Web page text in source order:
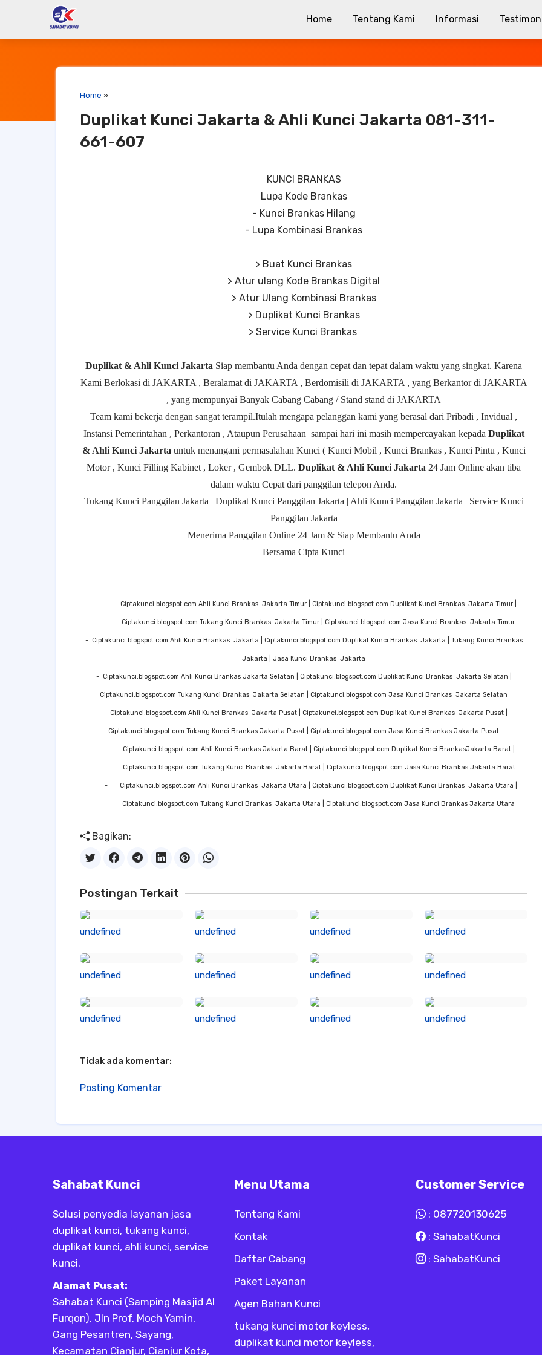
Home Tentang Kami Informasi
Home »
Duplikat Kunci Jakarta & Ahli Kunci Jakarta 081-311-
661-607
KUNCI BRANKAS
Lupa Kode Brankas
- Kunci Brankas Hilang
- Lupa Kombinasi Brankas
> Buat Kunci Brankas
> Atur ulang Kode Brankas Digital
> Atur Ulang Kombinasi Brankas
> Duplikat Kunci Brankas
> Service Kunci Brankas
Duplikat & Ahli Kunci Jakarta Siap membantu Anda dengan cepat dan tepat dalam waktu yang singkat. Karena
Kami Berlokasi di JAKARTA , Beralamat di JAKARTA , Berdomisili di JAKARTA , yang Berkantor di JAKARTA
, yang mempunyai Banyak Cabang Cabang / Stand stand di JAKARTA
Team kami bekerja dengan sangat terampil.Itulah mengapa pelanggan kami yang berasal dari Pribadi , Invidual ,
Instansi Pemerintahan , Perkantoran , Ataupun Perusahaan sampai hari ini masih mempercayakan kepada Duplikat
& Ahli Kunci Jakarta untuk menangani permasalahan Kunci ( Kunci Mobil , Kunci Brankas , Kunci Pintu , Kunci
Motor , Kunci Filling Kabinet , Loker , Gembok DLL. Duplikat & Ahli Kunci Jakarta 24 Jam Online akan tiba
dalam waktu Cepat dari panggilan telepon Anda.
Tukang Kunci Panggilan Jakarta | Duplikat Kunci Panggilan Jakarta | Ahli Kunci Panggilan Jakarta | Service Kunci
Panggilan Jakarta
Menerima Panggilan Online 24 Jam & Siap Membantu Anda
Bersama Cipta Kunci
- Ciptakunci.blogspot.com Ahli Kunci Brankas Jakarta Timur | Ciptakunci.blogspot.com Duplikat Kunci Brankas Jakarta Timur |
Ciptakunci.blogspot.com Tukang Kunci Brankas Jakarta Timur | Ciptakunci.blogspot.com Jasa Kunci Brankas Jakarta Timur
- Ciptakunci.blogspot.com Ahli Kunci Brankas Jakarta | Ciptakunci.blogspot.com Duplikat Kunci Brankas Jakarta | Tukang Kunci Brankas
Jakarta | Jasa Kunci Brankas Jakarta
- Ciptakunci.blogspot.com Ahli Kunci Brankas Jakarta Selatan | Ciptakunci.blogspot.com Duplikat Kunci Brankas Jakarta Selatan |
Ciptakunci.blogspot.com Tukang Kunci Brankas Jakarta Selatan | Ciptakunci.blogspot.com Jasa Kunci Brankas Jakarta Selatan
- Ciptakunci.blogspot.com Ahli Kunci Brankas Jakarta Pusat | Ciptakunci.blogspot.com Duplikat Kunci Brankas Jakarta Pusat |
Ciptakunci.blogspot.com Tukang Kunci Brankas Jakarta Pusat | Ciptakunci.blogspot.com Jasa Kunci Brankas Jakarta Pusat
- Ciptakunci.blogspot.com Ahli Kunci Brankas Jakarta Barat | Ciptakunci.blogspot.com Duplikat Kunci BrankasJakarta Barat |
Ciptakunci.blogspot.com Tukang Kunci Brankas Jakarta Barat | Ciptakunci.blogspot.com Jasa Kunci Brankas Jakarta Barat
- Ciptakunci.blogspot.com Ahli Kunci Brankas Jakarta Utara | Ciptakunci.blogspot.com Duplikat Kunci Brankas Jakarta Utara |
Ciptakunci.blogspot.com Tukang Kunci Brankas Jakarta Utara | Ciptakunci.blogspot.com Jasa Kunci Brankas Jakarta Utara
Bagikan:
Postingan Terkait
undefined undefined undefined undefined
undefined undefined undefined undefined
undefined undefined undefined undefined
Tidak ada komentar:
Posting Komentar
Sahabat Kunci
Solusi penyedia layanan jasa
duplikat kunci, tukang kunci,
duplikat kunci, ahli kunci, service
kunci.
Alamat Pusat:
Sahabat Kunci (Samping Masjid Al
Furqon), Jln Prof. Moch Yamin,
Gang Pesantren, Sayang,
Kecamatan Cianjur, Cianjur Kota,
Menu Utama
Tentang Kami
Kontak
Daftar Cabang
Paket Layanan
Agen Bahan Kunci
tukang kunci motor keyless,
duplikat kunci motor keyless,
Customer Service
: 087720130625
: SahabatKunci
: SahabatKunci